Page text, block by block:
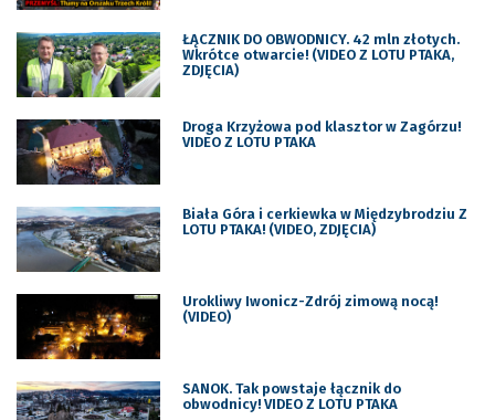
ŁĄCZNIK DO OBWODNICY. 42 mln złotych.
Wkrótce otwarcie! (VIDEO Z LOTU PTAKA,
ZDJĘCIA)
Droga Krzyżowa pod klasztor w Zagórzu!
VIDEO Z LOTU PTAKA
Biała Góra i cerkiewka w Międzybrodziu Z
LOTU PTAKA! (VIDEO, ZDJĘCIA)
Urokliwy Iwonicz-Zdrój zimową nocą!
(VIDEO)
SANOK. Tak powstaje łącznik do
obwodnicy! VIDEO Z LOTU PTAKA